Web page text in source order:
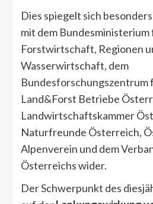
Dies spiegelt sich
mit dem Bundesministerium
Forstwirtschaft, Regionen
Wasserwirtschaft, dem
Bundesforschungszentrum
Land&Forst Betriebe
Landwirtschaftskammer
Naturfreunde Österreich,
Alpenverein und dem
Österreichs wider.
Der Schwerpunkt des